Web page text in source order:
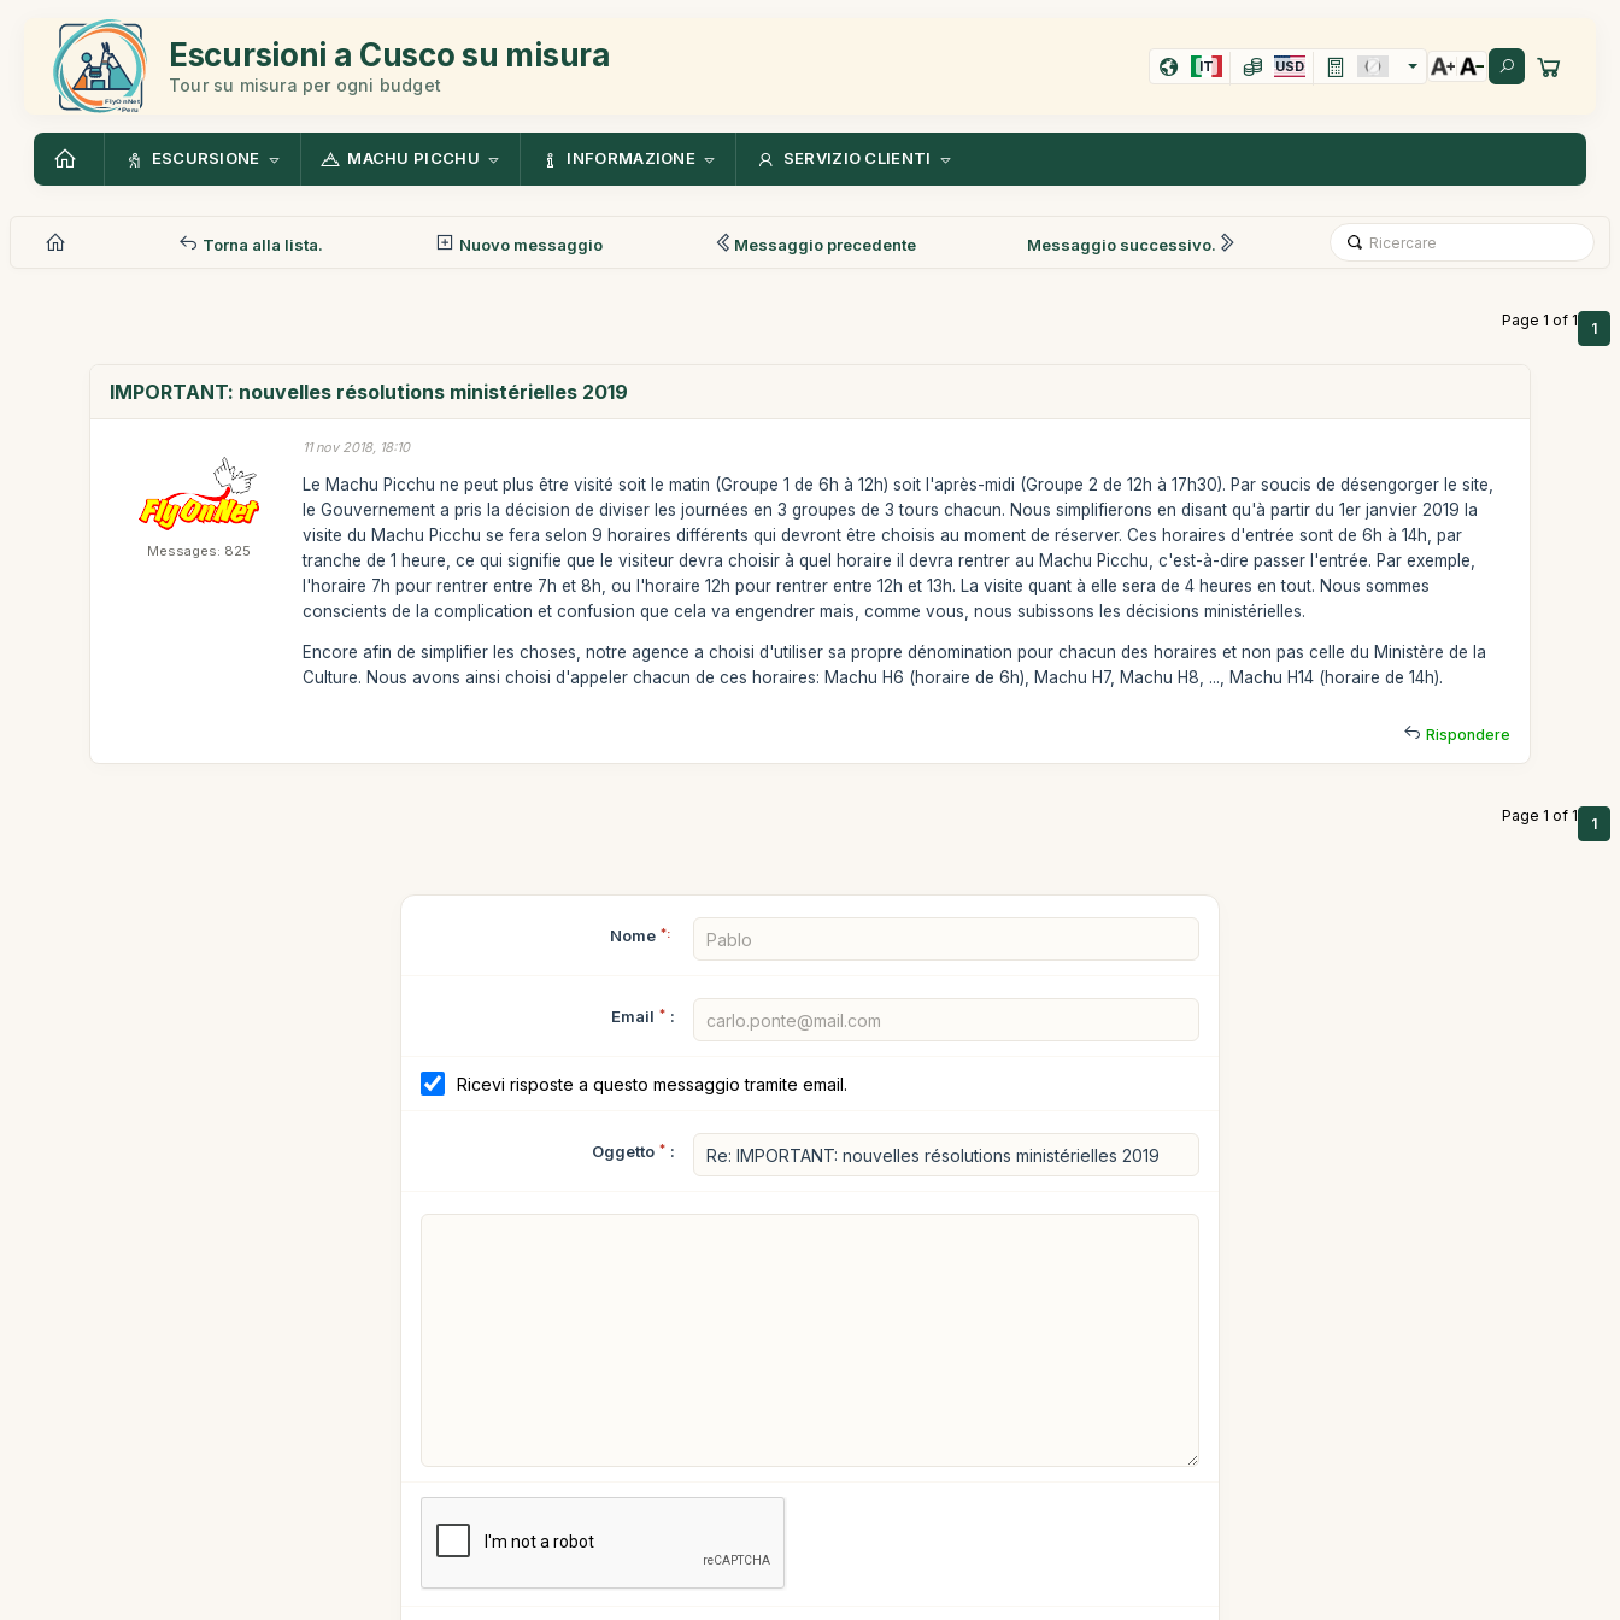
Escursioni a Cusco su misura
Tour su misura per ogni budget
IT USD
ESCURSIONE MACHU PICCHU INFORMAZIONE SERVIZIO CLIENTI
Torna alla lista. Nuovo messaggio Messaggio precedente Messaggio successivo.
Page 1 of 1 1
IMPORTANT: nouvelles résolutions ministérielles 2019
Messages: 825
11 nov 2018, 18:10
Le Machu Picchu ne peut plus être visité soit le matin (Groupe 1 de 6h à 12h) soit l'après-midi (Groupe 2 de 12h à 17h30). Par soucis de désengorger le site,
le Gouvernement a pris la décision de diviser les journées en 3 groupes de 3 tours chacun. Nous simplifierons en disant qu'à partir du 1er janvier 2019 la
visite du Machu Picchu se fera selon 9 horaires différents qui devront être choisis au moment de réserver. Ces horaires d'entrée sont de 6h à 14h, par
tranche de 1 heure, ce qui signifie que le visiteur devra choisir à quel horaire il devra rentrer au Machu Picchu, c'est-à-dire passer l'entrée. Par exemple,
l'horaire 7h pour rentrer entre 7h et 8h, ou l'horaire 12h pour rentrer entre 12h et 13h. La visite quant à elle sera de 4 heures en tout. Nous sommes
conscients de la complication et confusion que cela va engendrer mais, comme vous, nous subissons les décisions ministérielles.
Encore afin de simplifier les choses, notre agence a choisi d'utiliser sa propre dénomination pour chacun des horaires et non pas celle du Ministère de la
Culture. Nous avons ainsi choisi d'appeler chacun de ces horaires: Machu H6 (horaire de 6h), Machu H7, Machu H8, ..., Machu H14 (horaire de 14h).
Rispondere
Page 1 of 1 1
Nome *:
Email * :
Ricevi risposte a questo messaggio tramite email.
Oggetto * :